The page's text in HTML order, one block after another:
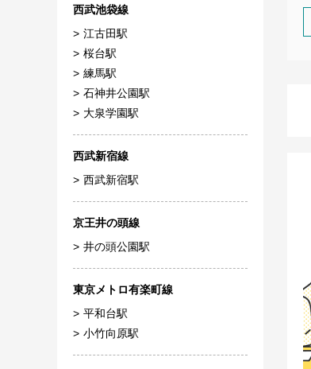
西武池袋線
江古田駅
桜台駅
練馬駅
石神井公園駅
大泉学園駅
西武新宿線
西武新宿駅
京王井の頭線
井の頭公園駅
東京メトロ有楽町線
平和台駅
小竹向原駅